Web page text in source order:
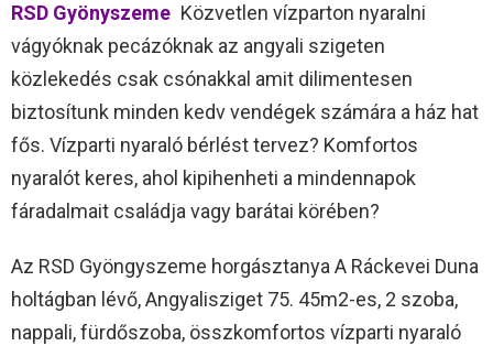
RSD Gyönyszeme Közvetlen vízparton nyaralni
vágyóknak pecázóknak az angyali szigeten
közlekedés csak csónakkal amit dilimentesen
biztosítunk minden kedv vendégek számára a ház hat
fős. Vízparti nyaraló bérlést tervez? Komfortos
nyaralót keres, ahol kipihenheti a mindennapok
fáradalmait családja vagy barátai körében?
Az RSD Gyöngyszeme horgásztanya A Ráckevei Duna
holtágban lévő, Angyalisziget 75. 45m2-es, 2 szoba,
nappali, fürdőszoba, összkomfortos vízparti nyaraló